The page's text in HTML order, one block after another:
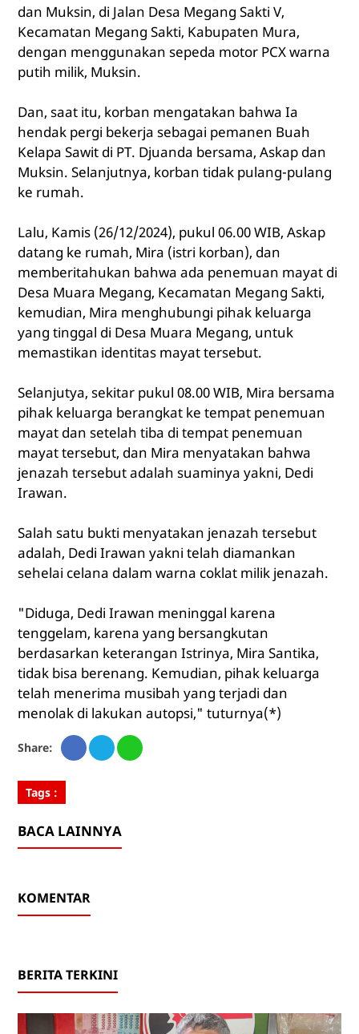
dan Muksin, di Jalan Desa Megang Sakti V,
Kecamatan Megang Sakti, Kabupaten Mura,
dengan menggunakan sepeda motor PCX warna
putih milik, Muksin.
Dan, saat itu, korban mengatakan bahwa Ia
hendak pergi bekerja sebagai pemanen Buah
Kelapa Sawit di PT. Djuanda bersama, Askap dan
Muksin. Selanjutnya, korban tidak pulang-pulang
ke rumah.
Lalu, Kamis (26/12/2024), pukul 06.00 WIB, Askap
datang ke rumah, Mira (istri korban), dan
memberitahukan bahwa ada penemuan mayat di
Desa Muara Megang, Kecamatan Megang Sakti,
kemudian, Mira menghubungi pihak keluarga
yang tinggal di Desa Muara Megang, untuk
memastikan identitas mayat tersebut.
Selanjutya, sekitar pukul 08.00 WIB, Mira bersama
pihak keluarga berangkat ke tempat penemuan
mayat dan setelah tiba di tempat penemuan
mayat tersebut, dan Mira menyatakan bahwa
jenazah tersebut adalah suaminya yakni, Dedi
Irawan.
Salah satu bukti menyatakan jenazah tersebut
adalah, Dedi Irawan yakni telah diamankan
sehelai celana dalam warna coklat milik jenazah.
"Diduga, Dedi Irawan meninggal karena
tenggelam, karena yang bersangkutan
berdasarkan keterangan Istrinya, Mira Santika,
tidak bisa berenang. Kemudian, pihak keluarga
telah menerima musibah yang terjadi dan
menolak di lakukan autopsi," tuturnya(*)
Share:
Tags :
BACA LAINNYA
KOMENTAR
BERITA TERKINI